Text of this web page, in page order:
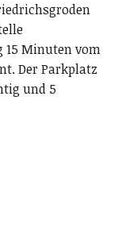
15 Minuten vom
Der Parkplatz
und 5